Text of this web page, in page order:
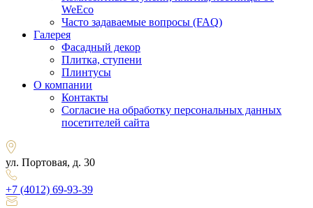
WeEco
Часто задаваемые вопросы (FAQ)
Галерея
Фасадный декор
Плитка, ступени
Плинтусы
О компании
Контакты
Согласие на обработку персональных данных
посетителей сайта
ул. Портовая, д. 30
+7 (4012) 69-93-39